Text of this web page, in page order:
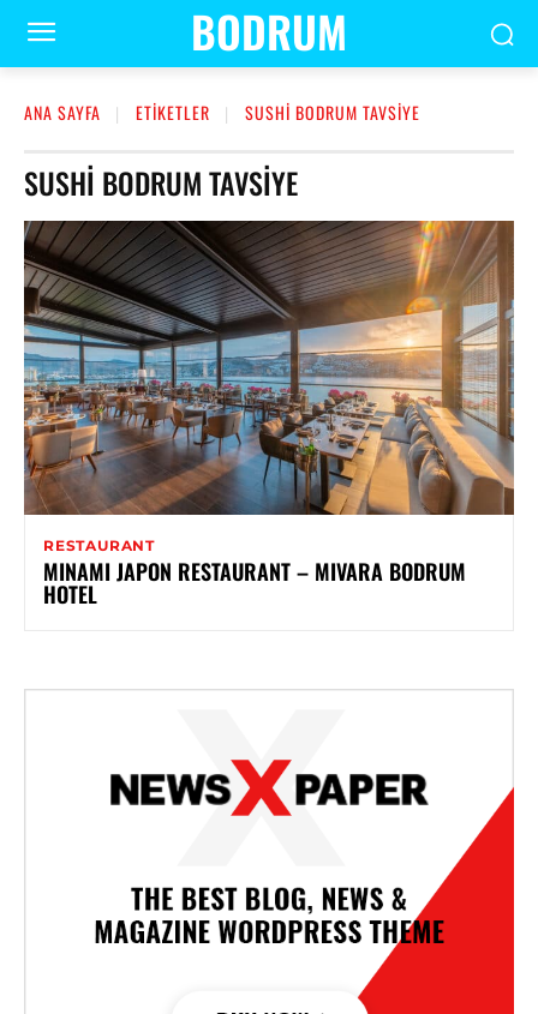
BODRUM
ANA SAYFA ETIKETLER SUSHI BODRUM TAVSIYE
SUSHI BODRUM TAVSIYE
RESTAURANT
MINAMI JAPON RESTAURANT – MIVARA BODRUM
HOTEL